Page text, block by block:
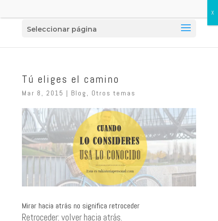
Seleccionar página
Tú eliges el camino
Mar 8, 2015 | Blog , Otros temas
Mirar hacia atrás no significa retroceder
Retroceder: volver hacia atrás.